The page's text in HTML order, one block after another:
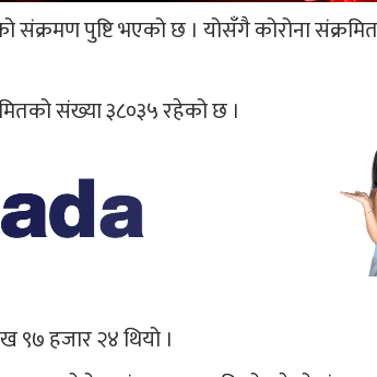
संक्रमण पुष्टि भएको छ । योसँगै कोरोना
संख्या ३८०३५ रहेको छ ।
९७ हजार २४ थियो ।